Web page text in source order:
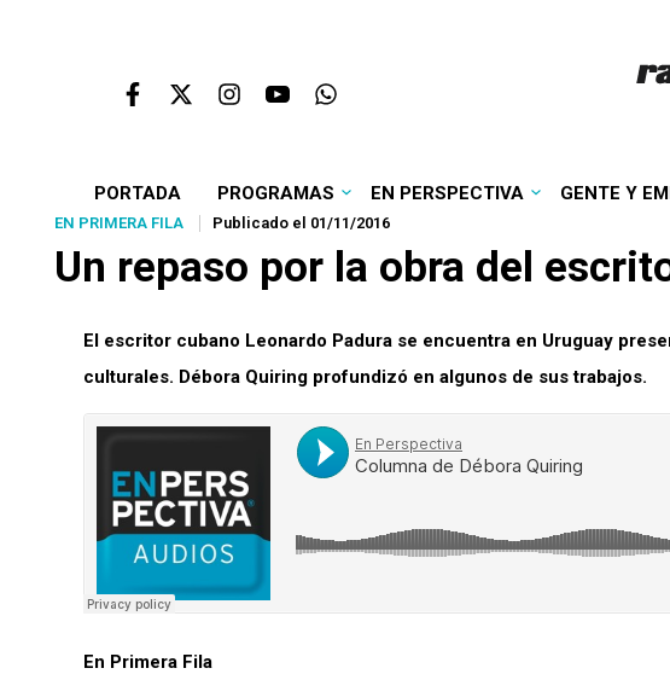
PORTADA PROGRAMAS EN PERSPECTIVA GENTE Y
EN PRIMERA FILA Publicado el 01/11/2016
Un repaso por la obra del
El escritor cubano Leonardo Padura se encuentra en Uruguay
culturales. Débora Quiring profundizó en algunos de sus trabajos.
En Primera Fila